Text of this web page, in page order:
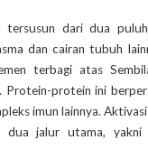
tersusun dari dua
dan cairan tubuh
terbagi atas
Protein-protein ini
imun lainnya.
dua jalur utama, yakni